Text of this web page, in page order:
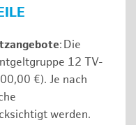
: Die
12 TV-
€). Je nach
werden.